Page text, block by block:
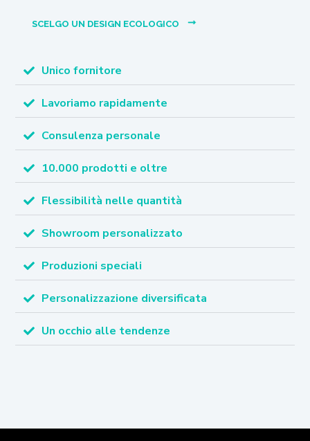
SCELGO UN DESIGN ECOLOGICO
Unico fornitore
Lavoriamo rapidamente
Consulenza personale
10.000 prodotti e oltre
Flessibilità nelle quantità
Showroom personalizzato
Produzioni speciali
Personalizzazione diversificata
Un occhio alle tendenze